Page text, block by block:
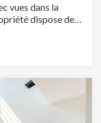
vues dans la
dispose de 3